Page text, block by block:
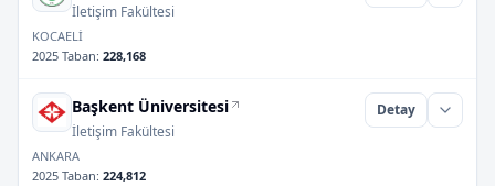
İletişim Fakültesi
KOCAELİ
2025 Taban: 228,168
Başkent Üniversitesi
İletişim Fakültesi
Detay
ANKARA
2025 Taban: 224,812